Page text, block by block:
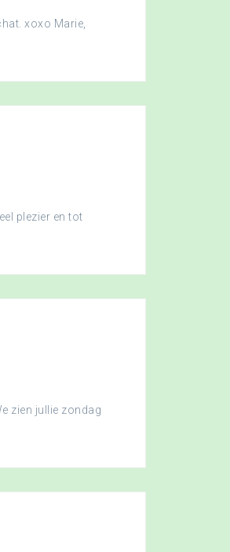
xoxo Marie,
plezier en tot
zien jullie zondag